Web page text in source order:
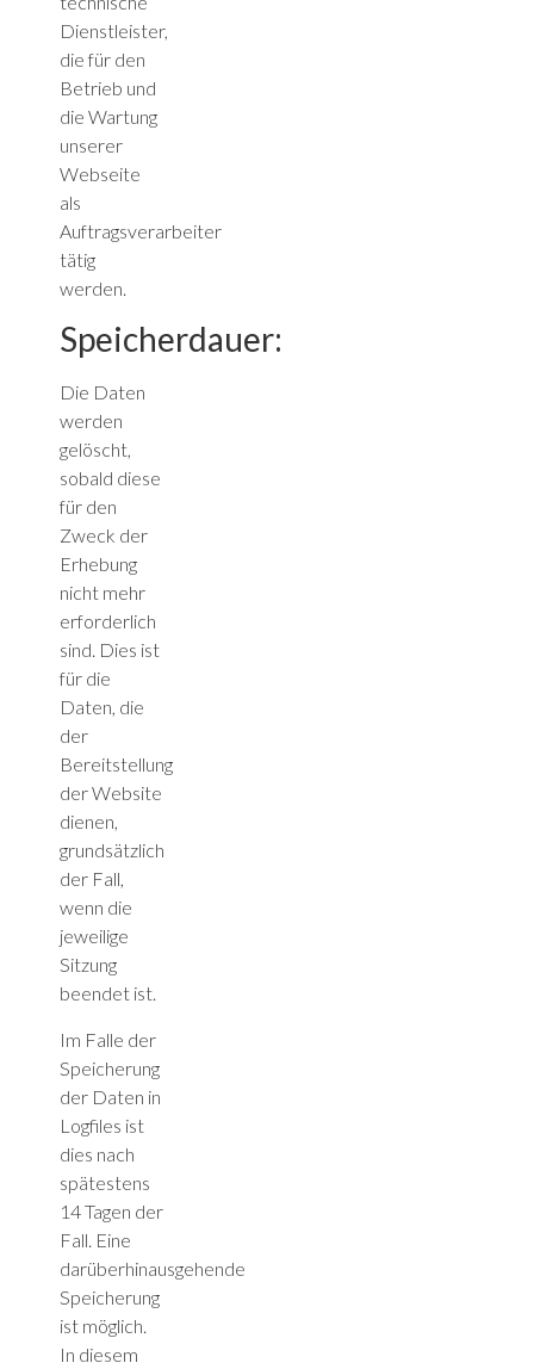
Dienstleister,
die für den
Betrieb und
die Wartung
unserer
Webseite
als
Auftragsverarbeiter
tätig
werden.
Speicherdauer:
Die Daten
werden
gelöscht,
sobald diese
für den
Zweck der
Erhebung
nicht mehr
erforderlich
sind. Dies ist
für die
Daten, die
der
Bereitstellung
der Website
dienen,
grundsätzlich
der Fall,
wenn die
jeweilige
Sitzung
beendet ist.
Im Falle der
Speicherung
der Daten in
Logfiles ist
dies nach
spätestens
14 Tagen der
Fall. Eine
darüberhinausgehende
Speicherung
ist möglich.
In diesem